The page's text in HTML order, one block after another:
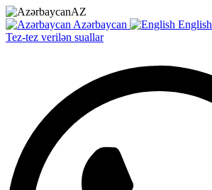
AZ
Azərbaycan
English
Tez-tez verilən suallar